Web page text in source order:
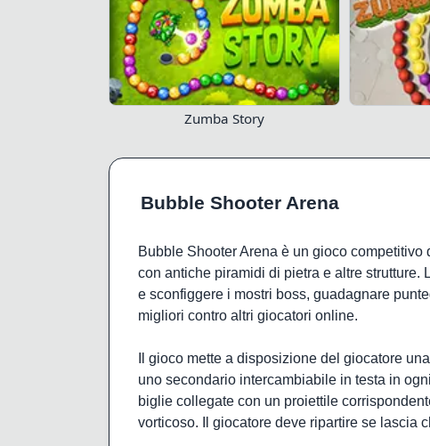
Zumba Story
Bubble Shooter Arena
Bubble Shooter Arena è un gioco
con antiche piramidi di pietra e altre
e sconfiggere i mostri boss, guadagnare
migliori contro altri giocatori online.
Il gioco mette a disposizione del giocatore
uno secondario intercambiabile in testa in
biglie collegate con un proiettile
vorticoso. Il giocatore deve ripartire se lascia